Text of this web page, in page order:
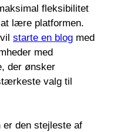
fleksibilitet
lære platformen.
starte en blog med
med
der ønsker
valg til
den stejleste af